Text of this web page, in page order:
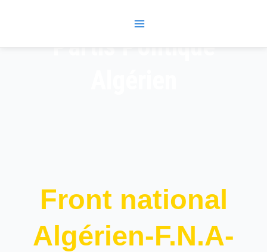
Front national
Algérien-F.N.A-